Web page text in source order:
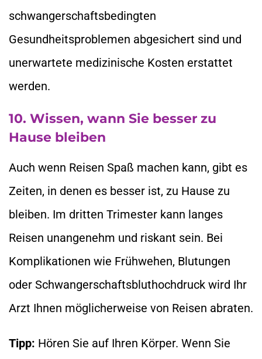
schwangerschaftsbedingten
Gesundheitsproblemen abgesichert sind und
unerwartete medizinische Kosten erstattet
werden.
10. Wissen, wann Sie besser zu
Hause bleiben
Auch wenn Reisen Spaß machen kann, gibt es
Zeiten, in denen es besser ist, zu Hause zu
bleiben. Im dritten Trimester kann langes
Reisen unangenehm und riskant sein. Bei
Komplikationen wie Frühwehen, Blutungen
oder Schwangerschaftsbluthochdruck wird Ihr
Arzt Ihnen möglicherweise von Reisen abraten.
Tipp: Hören Sie auf Ihren Körper. Wenn Sie